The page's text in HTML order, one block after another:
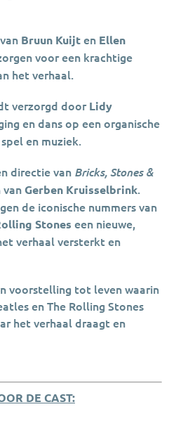
Bruun Kuijten Ellen
voor een krachtige
het verhaal.
verzorgd doorLidy
en dans op een organische
en muziek.
directie van Bricks, Stones &
Gerben Kruisselbrink.
de iconische nummers van
Stones een nieuwe,
verhaal versterkt en
voorstelling tot leven waarin
en The Rolling Stones
het verhaal draagt en
DE CAST: